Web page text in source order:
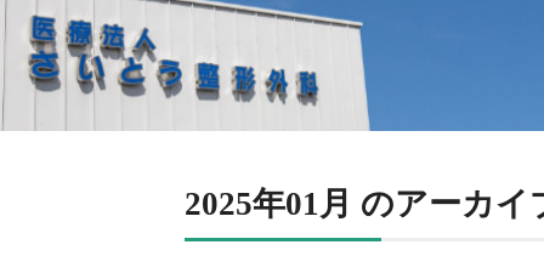
2025年01月 のアーカイ